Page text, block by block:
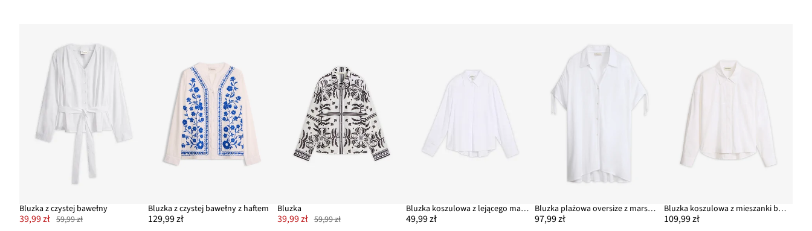
Bluzka z czystej bawełny
39,99 zł 59,99 zł
Bluzka z czystej bawełny z haftem
129,99 zł
Bluzka
39,99 zł 59,99 zł
Bluzka koszulowa z lejącego materiału z wiskozą
49,99 zł
Bluzka plażowa oversize z marszczonej tkaniny
97,99 zł
Bluzka koszulowa z mieszanki bawełny
109,99 zł